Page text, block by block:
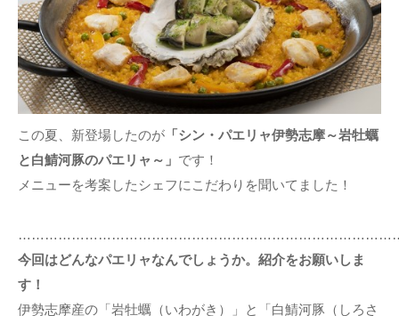
この夏、新登場したのが 「シン・パエリャ伊勢志摩～岩牡蠣
と白鯖河豚のパエリャ～」 です！
メニューを考案したシェフにこだわりを聞いてました！
今回はどんなパエリャなんでしょうか。紹介をお願いしま
す！
伊勢志摩産の「岩牡蠣（いわがき）」と「白鯖河豚（しろさ